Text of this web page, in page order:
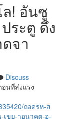
! อันซู
ระตู ดึง
จา
Discuss
นที่ส่งแรง
ถอดรห-ส
เขย-าอนาคต-อ-